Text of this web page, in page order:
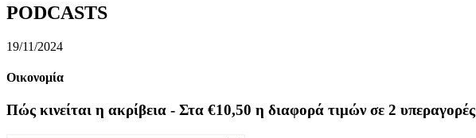
PODCASTS
19/11/2024
Οικονομία
Πώς κινείται η ακρίβεια - Στα €10,50 η διαφορά τιμών σε 2 υπεραγορές